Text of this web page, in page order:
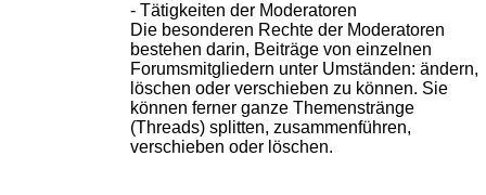
- Tätigkeiten der Moderatoren
Die besonderen Rechte der Moderatoren
bestehen darin, Beiträge von einzelnen
Forumsmitgliedern unter Umständen: ändern,
löschen oder verschieben zu können. Sie
können ferner ganze Themenstränge
(Threads) splitten, zusammenführen,
verschieben oder löschen.